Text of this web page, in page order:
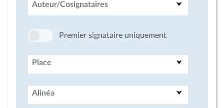
Auteur/Cosignataires
Premier signataire uniquement
Place
Alinéa